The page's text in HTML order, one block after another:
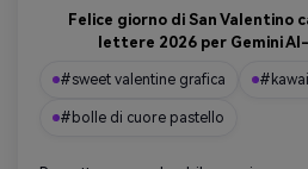
Felice giorno di San Valentino
lettere 2026 per Gemini
#sweet valentine grafica
#bolle di cuore pastello